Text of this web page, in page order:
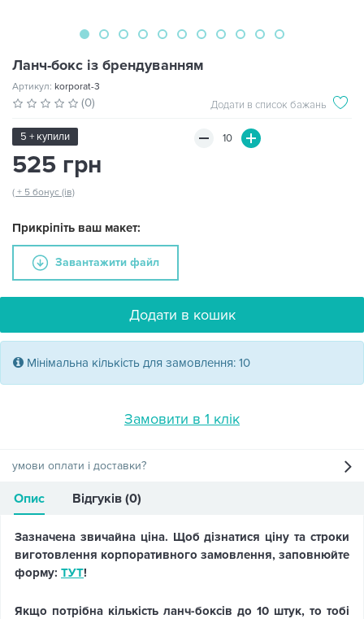
Ланч-бокс із брендуванням
Артикул: korporat-3
(0) Додати в список бажань
5 + купили
525 грн
( + 5 бонус (ів)
Прикріпіть ваш макет:
Завантажити файл
Додати в кошик
Мінімальна кількість для замовлення: 10
Замовити в 1 клік
умови оплати і доставки?
Опис Відгуків (0)
Зазначена звичайна ціна. Щоб дізнатися ціну та строки
виготовлення корпоративного замовлення, заповнюйте
форму: ТУТ!
Якщо потрібна кількість ланч-боксів до 10 штук, то тобі